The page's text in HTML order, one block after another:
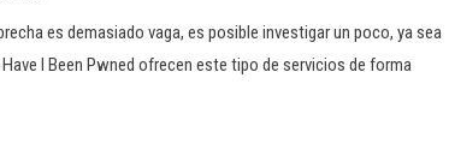
es demasiado vaga, es posible investigar un poco, ya sea
I Been Pwned ofrecen este tipo de servicios de forma